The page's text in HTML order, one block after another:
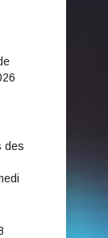
des